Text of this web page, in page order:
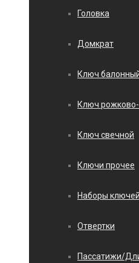
Головка
Домкрат
Ключ
Ключ
Ключ свечной
Ключи прочее
Наборы ключей
Отвертки
Пассатижи/